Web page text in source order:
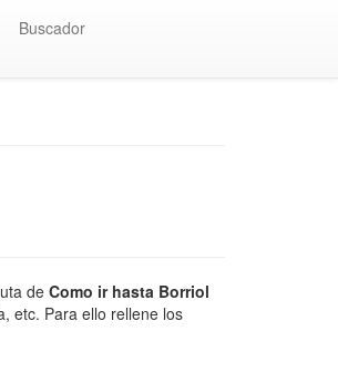
Buscador
de Como ir hasta Borriol
etc. Para ello rellene los